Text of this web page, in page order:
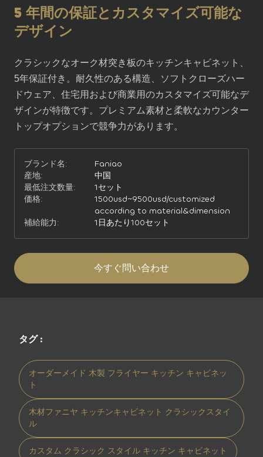
5 年間の保証とカスタマイズ可能な
デザイン
クラシックなオーク材突き板のキッチンキャビネット、
5年保証付き。耐久性のある構造、ソフトクローズハー
ドウェア、住宅用および商業用のカスタマイズ可能なデ
ザインが特徴です。プレミアム素材と柔軟なカウンター
トップオプションで競争力があります。
ブランド名:
Faniao
産地:
中国
最低注文数量:
1セット
価格:
1500usd~9500usd/customized
according to material&dimension
補給能力:
1日あたり100セット
今すぐ問い合わせ
タグ :
オーダーメイド 木製 フライヤー キッチン キャビネッ
ト
木材ファニヤ キッチンキャビネット クラシックスタイ
ル
カスタム クラシック スタイル キッチン キャビネット